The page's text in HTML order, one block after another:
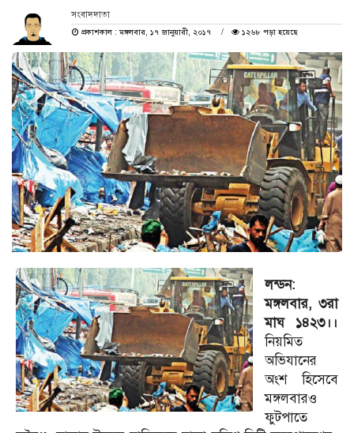
সংবাদদাতা
প্রকাশকাল : মঙ্গলবার, ১৭ জানুয়ারী, ২০১৭
১২৬৮ পড়া হয়েছে
লন্ডন:
মঙ্গলবার, ৩রা
মাঘ ১৪২৩।।
নিয়মিত
অভিযানের
অংশ হিসেবে
মঙ্গলবারও
ফুটপাতে